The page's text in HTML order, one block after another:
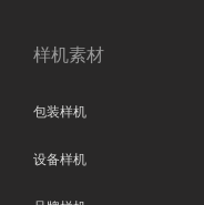
样机素材
包装样机
设备样机